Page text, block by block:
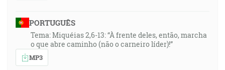
PORTUGUÊS
Tema: Miquéias 2,6-13: “À frente deles, então, marcha
o que abre caminho (não o carneiro líder)!”
MP3